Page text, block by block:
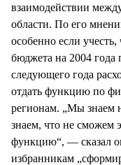
взаимодействии
области. По его
особенно если
бюджета на 2004
следующего года
отдать функцию по
регионам. „Мы знаем
знаем, что не сможем
функцию“, — сказал
избранникам